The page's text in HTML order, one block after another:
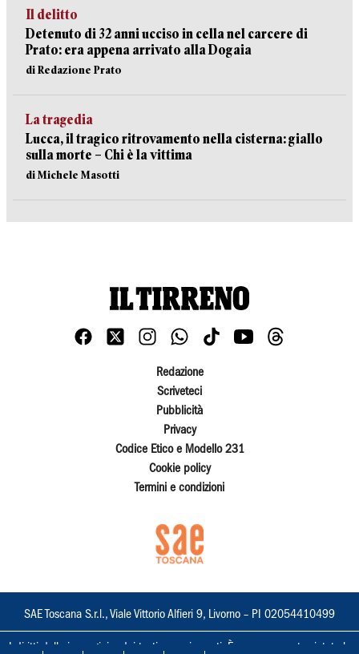
Il delitto
Detenuto di 32 anni ucciso in cella nel carcere di
Prato: era appena arrivato alla Dogaia
di Redazione Prato
La tragedia
Lucca, il tragico ritrovamento nella cisterna: giallo
sulla morte – Chi è la vittima
di Michele Masotti
Redazione
Scriveteci
Pubblicità
Privacy
Codice Etico e Modello 231
Cookie policy
Termini e condizioni
SAE Toscana S.r.l., Viale Vittorio Alfieri 9, Livorno – PI 02054410499
I diritti delle immagini e dei testi sono riservati. È espressamente vietata la